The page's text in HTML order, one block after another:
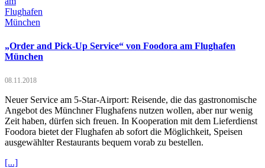
„Order and Pick-Up Service“ von Foodora am Flughafen
München
08.11.2018
Neuer Service am 5-Star-Airport: Reisende, die das gastronomische
Angebot des Münchner Flughafens nutzen wollen, aber nur wenig
Zeit haben, dürfen sich freuen. In Kooperation mit dem Lieferdienst
Foodora bietet der Flughafen ab sofort die Möglichkeit, Speisen
ausgewählter Restaurants bequem vorab zu bestellen.
[...]